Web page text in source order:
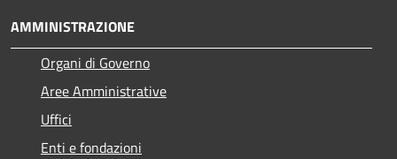
AMMINISTRAZIONE
Organi di Governo
Aree Amministrative
Uffici
Enti e fondazioni